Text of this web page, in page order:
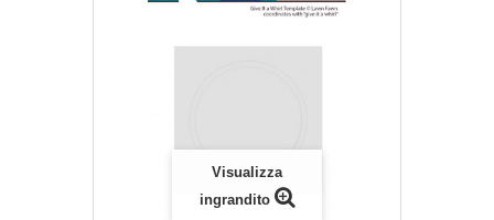
Visualizza
ingrandito